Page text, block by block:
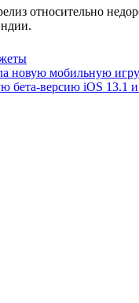
относительно
новую мобильную
бета-версию iOS 13.1